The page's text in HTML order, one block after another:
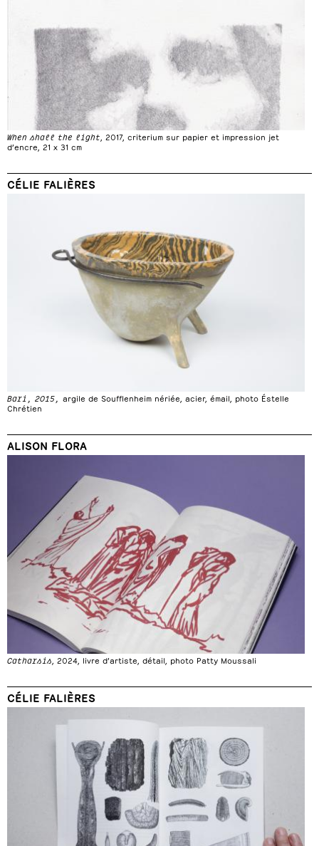
When shall the light , 2017, criterium sur papier et impression jet
d’encre, 21 x 31 cm
CÉLIE FALIÈRES
Bari, 2015, argile de Soufflenheim nériée, acier, émail, photo Éstelle
Chrétien
ALISON FLORA
Catharsis, 2024, livre d’artiste, détail, photo Patty Moussali
CÉLIE FALIÈRES